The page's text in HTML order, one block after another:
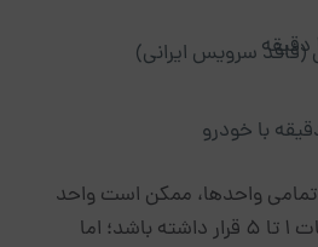
سرویس ایرانی)
واحدها، ممکن است واحد
رزرو شده در یکی از طبقات ۱ تا ۵ قرار داشته باشد؛ اما